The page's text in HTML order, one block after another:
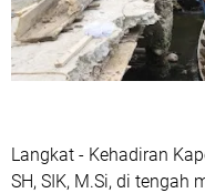
Langkat - Kehadiran
SH, SIK, M.Si, di